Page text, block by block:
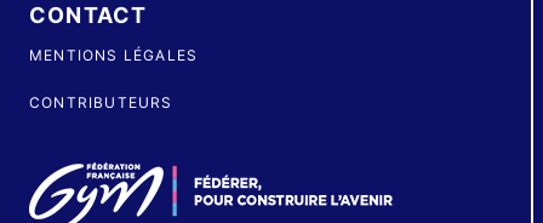
CONTACT
MENTIONS LÉGALES
CONTRIBUTEURS